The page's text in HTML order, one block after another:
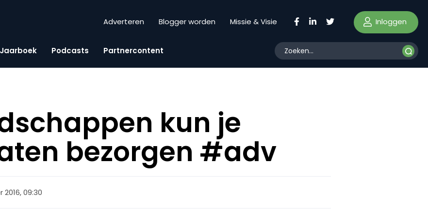
Adverteren Blogger worden Missie & Visie Inloggen
Jaarboek Podcasts Partnercontent
kun je
bezorgen #adv
09:30